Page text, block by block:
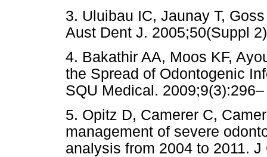
3. Uluibau IC, Jaunay T,
Aust Dent J. 2005;50(Suppl
4. Bakathir AA, Moos KF,
the Spread of Odontogenic
SQU Medical.
5. Opitz D, Camerer C,
management of severe
analysis from 2004 to 2011.